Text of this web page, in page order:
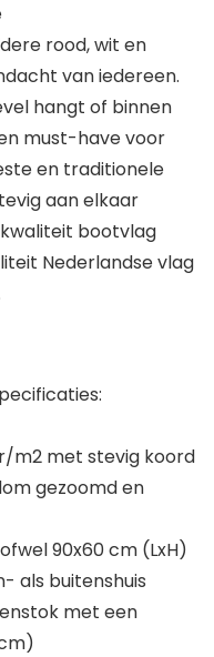
rood, wit en
van iedereen.
hangt of binnen
must-have voor
en traditionele
aan elkaar
bootvlag
Nederlandse vlag
m2 met stevig koord
gezoomd en
90x60 cm (LxH)
als buitenshuis
met een